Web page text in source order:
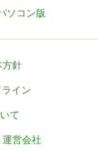
ソコン版
方針
イン
て
運営会社